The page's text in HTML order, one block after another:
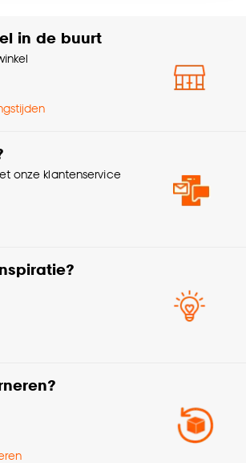
is dat je deze keuze altijd nog
.
Antraciet
in de buurt
onze klantenservice